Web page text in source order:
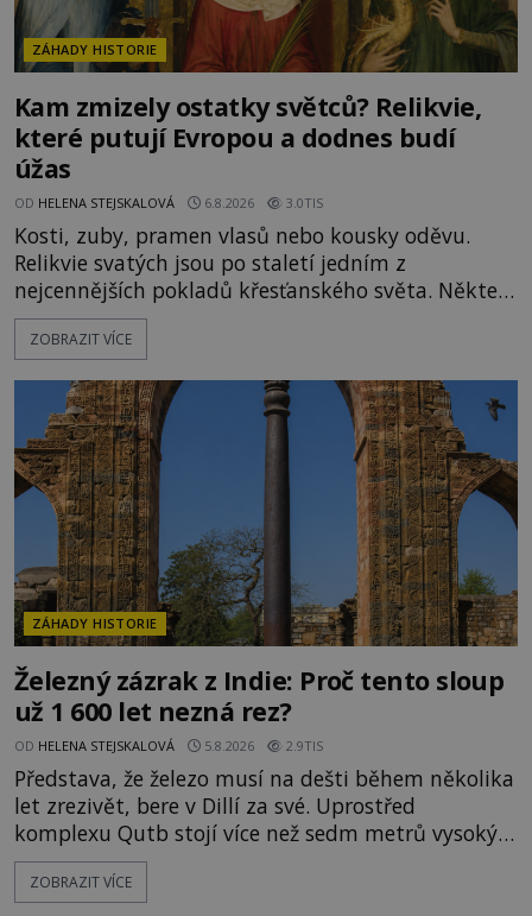
ZÁHADY HISTORIE
Kam zmizely ostatky světců? Relikvie,
které putují Evropou a dodnes budí
úžas
OD HELENA STEJSKALOVÁ 6.8.2026 3.0TIS
Kosti, zuby, pramen vlasů nebo kousky oděvu.
Relikvie svatých jsou po staletí jedním z
nejcennějších pokladů křesťanského světa. Některé
mají pečlivě doloženou historii, jiné provází
záhady, krádeže i nečekané objevy. Jejich osudy
o skutečné historické události. Ve středověké
Evropě mají relikvie mimořádnou hodnotu. Nejsou
jen předmětem úcty
ZOBRAZIT VÍCE
ZÁHADY HISTORIE
Železný zázrak z Indie: Proč tento sloup
už 1 600 let nezná rez?
OD HELENA STEJSKALOVÁ 5.8.2026 2.9TIS
Představa, že železo musí na dešti během několika
let zrezivět, bere v Dillí za své. Uprostřed
komplexu Qutb stojí více než sedm metrů vysoký
železný sloup, který už přibližně 1 600 let odolává
počasí s jen nepatrnými stopami koroze. Jeho
ZOBRAZIT VÍCE